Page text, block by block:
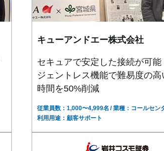
キューアンドエー株式会社
セキュアで安定した接続が可能
ジェントレス機能で難易度の高
時間を50%削減
従業員数：1,000〜4,999名
業種：コールセン
利用用途：顧客サポート